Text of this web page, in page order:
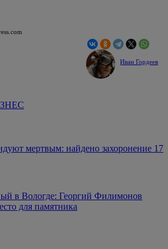
Иван Гордеев
мертвым: найдено захоронение 17
в Вологде: Георгий Филимонов
для памятника